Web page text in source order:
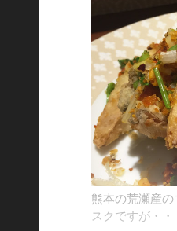
熊本の荒瀬産
スクですが・・